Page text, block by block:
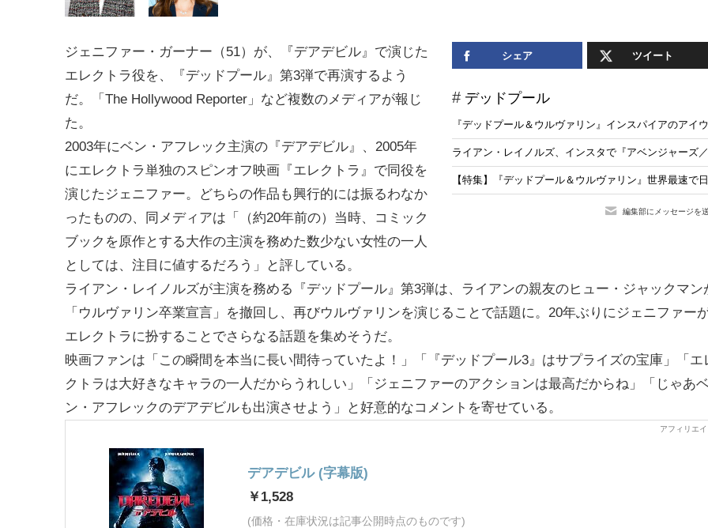
シェア ツイート
デッドプール
『デッドプール＆ウルヴァリン』インスパイアのアイ
ライアン・レイノルズ、インスタで『アベンジャーズ
【特集】『デッドプール＆ウルヴァリン』世界最速
編集部にメッセージを
ジェニファー・ガーナー（51）が、『デアデビル』で演じた
エレクトラ役を、『デッドプール』第3弾で再演するよう
だ。「The Hollywood Reporter」など複数のメディアが報じ
た。
2003年にベン・アフレック主演の『デアデビル』、2005年
にエレクトラ単独のスピンオフ映画『エレクトラ』で同役を
演じたジェニファー。どちらの作品も興行的には振るわなか
ったものの、同メディアは「（約20年前の）当時、コミック
ブックを原作とする大作の主演を務めた数少ない女性の一人
としては、注目に値するだろう」と評している。
ライアン・レイノルズが主演を務める『デッドプール』第3弾は、ライアンの親友のヒュー・ジャックマン
「ウルヴァリン卒業宣言」を撤回し、再びウルヴァリンを演じることで話題に。20年ぶりにジェニファー
エレクトラに扮することでさらなる話題を集めそうだ。
映画ファンは「この瞬間を本当に長い間待っていたよ！」「『デッドプール3』はサプライズの宝庫」「エ
クトラは大好きなキャラの一人だからうれしい」「ジェニファーのアクションは最高だからね」「じゃあ
ン・アフレックのデアデビルも出演させよう」と好意的なコメントを寄せている。
デアデビル (字幕版)
￥1,528
(価格・在庫状況は記事公開時点のものです)